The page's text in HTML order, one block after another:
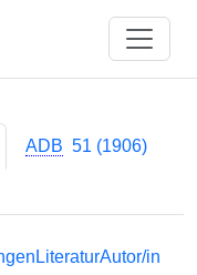
ADB 51 (1906)
LiteraturAutor/in